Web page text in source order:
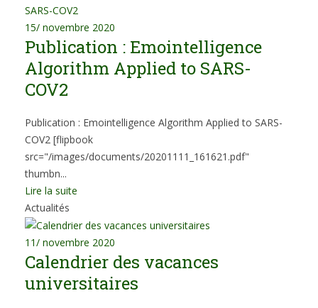
15/ novembre 2020
Publication : Emointelligence
Algorithm Applied to SARS-
COV2
Publication : Emointelligence Algorithm Applied to SARS-
COV2 [flipbook
src="/images/documents/20201111_161621.pdf"
thumbn...
Lire la suite
Actualités
11/ novembre 2020
Calendrier des vacances
universitaires